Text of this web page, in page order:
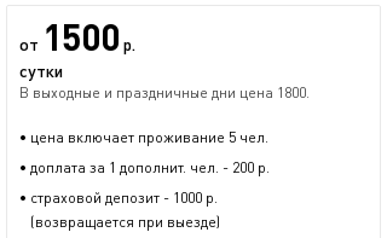
от 1500 р.
сутки
В выходные и праздничные дни цена 1800.
• цена включает проживание 5 чел.
• доплата за 1 дополнит. чел. - 200 р.
• страховой депозит - 1000 р.
(возвращается при выезде)